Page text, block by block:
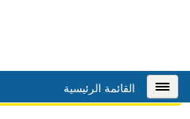
القائمة الرئيسية